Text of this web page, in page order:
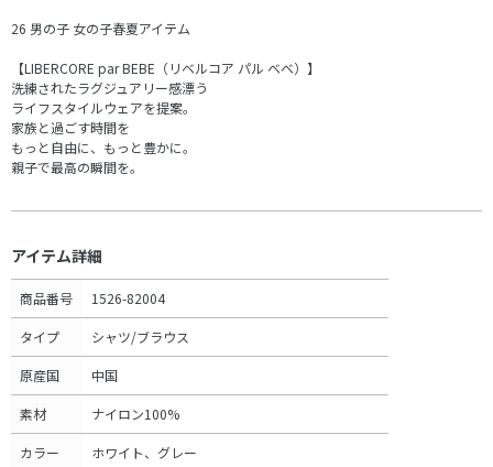
26 男の子 女の子春夏アイテム
【LIBERCORE par BEBE（リベルコア パル ベベ）】
洗練されたラグジュアリー感漂う
ライフスタイルウェアを提案。
家族と過ごす時間を
もっと自由に、もっと豊かに。
親子で最高の瞬間を。
アイテム詳細
商品番号 1526-82004
タイプ シャツ/ブラウス
原産国 中国
素材 ナイロン100%
カラー ホワイト、グレー